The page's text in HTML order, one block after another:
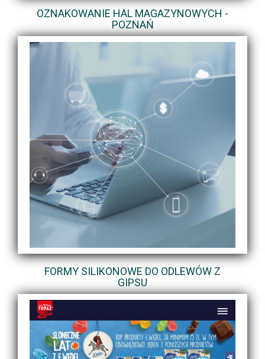
OZNAKOWANIE HAL MAGAZYNOWYCH -
POZNAŃ
FORMY SILIKONOWE DO ODLEWÓW Z
GIPSU